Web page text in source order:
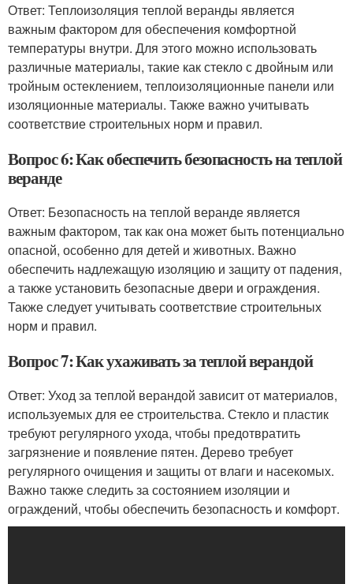
Ответ: Теплоизоляция теплой веранды является
важным фактором для обеспечения комфортной
температуры внутри. Для этого можно использовать
различные материалы, такие как стекло с двойным или
тройным остеклением, теплоизоляционные панели или
изоляционные материалы. Также важно учитывать
соответствие строительных норм и правил.
Вопрос 6: Как обеспечить безопасность на теплой
веранде
Ответ: Безопасность на теплой веранде является
важным фактором, так как она может быть потенциально
опасной, особенно для детей и животных. Важно
обеспечить надлежащую изоляцию и защиту от падения,
а также установить безопасные двери и ограждения.
Также следует учитывать соответствие строительных
норм и правил.
Вопрос 7: Как ухаживать за теплой верандой
Ответ: Уход за теплой верандой зависит от материалов,
используемых для ее строительства. Стекло и пластик
требуют регулярного ухода, чтобы предотвратить
загрязнение и появление пятен. Дерево требует
регулярного очищения и защиты от влаги и насекомых.
Важно также следить за состоянием изоляции и
ограждений, чтобы обеспечить безопасность и комфорт.